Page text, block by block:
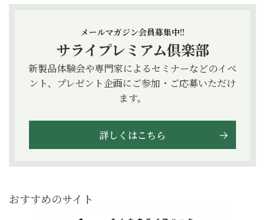
メールマガジン会員募集中!!
サライプレミアム倶楽部
新製品体験会や専門家によるセミナーなどのイベ
ント、プレゼント企画にご参加・ご応募いただけ
ます。
詳しくはこちら
おすすめのサイト